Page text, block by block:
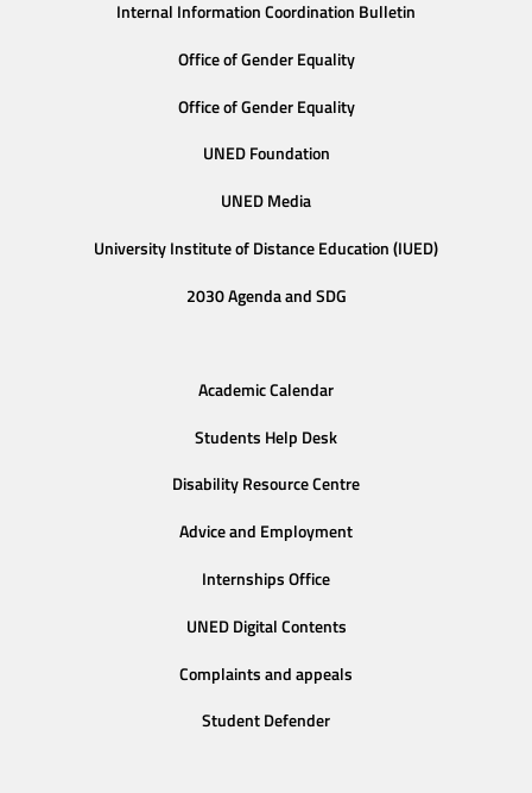
Internal Information Coordination Bulletin
Office of Gender Equality
Office of Gender Equality
UNED Foundation
UNED Media
University Institute of Distance Education (IUED)
2030 Agenda and SDG
Academic Calendar
Students Help Desk
Disability Resource Centre
Advice and Employment
Internships Office
UNED Digital Contents
Complaints and appeals
Student Defender